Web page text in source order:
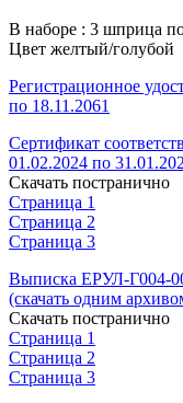
В наборе : 3 шприца
Цвет желтый/голубой
Регистрационное
по 18.11.2061
Сертификат
01.02.2024 по
Скачать постранично
Страница 1
Страница 2
Страница 3
Выписка ЕРУЛ-Г004-
(скачать одним
Скачать постранично
Страница 1
Страница 2
Страница 3